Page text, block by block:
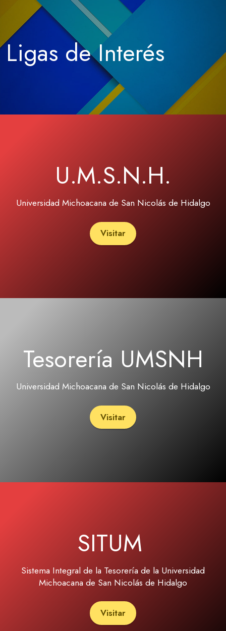
Ligas de Interés
U.M.S.N.H.
Universidad Michoacana de San Nicolás de Hidalgo
Visitar
Tesorería UMSNH
Universidad Michoacana de San Nicolás de Hidalgo
Visitar
SITUM
Sistema Integral de la Tesorería de la Universidad
Michoacana de San Nicolás de Hidalgo
Visitar